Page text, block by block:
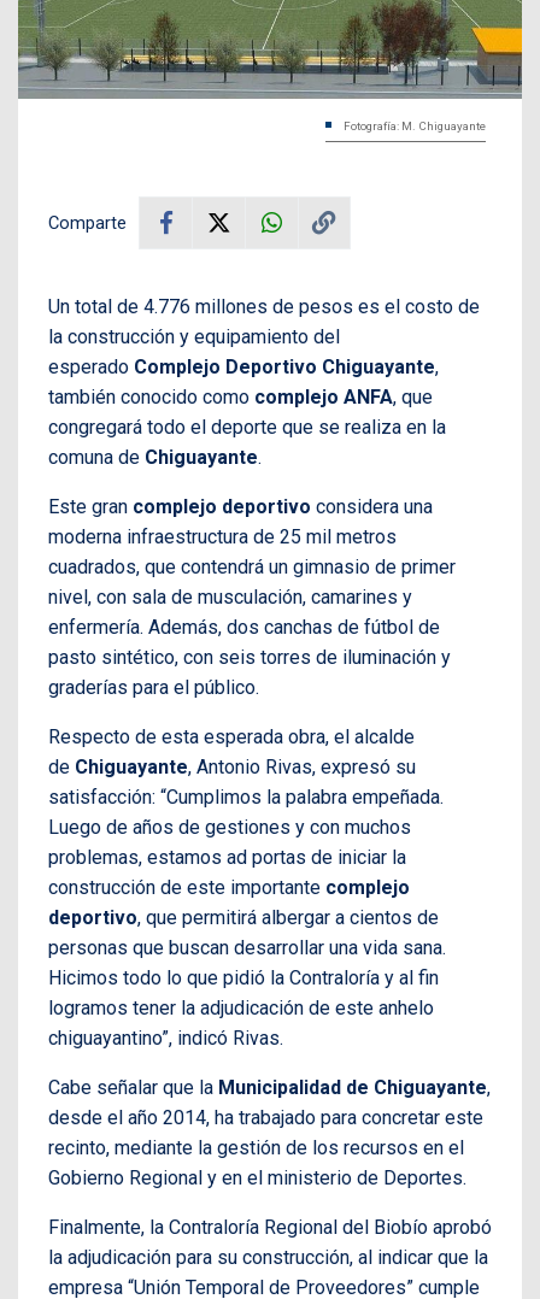
Fotografía: M. Chiguayante
Comparte
Un total de 4.776 millones de pesos es el costo de
la construcción y equipamiento del
esperado Complejo Deportivo Chiguayante,
también conocido como complejo ANFA, que
congregará todo el deporte que se realiza en la
comuna de Chiguayante.
Este gran complejo deportivo considera una
moderna infraestructura de 25 mil metros
cuadrados, que contendrá un gimnasio de primer
nivel, con sala de musculación, camarines y
enfermería. Además, dos canchas de fútbol de
pasto sintético, con seis torres de iluminación y
graderías para el público.
Respecto de esta esperada obra, el alcalde
de Chiguayante, Antonio Rivas, expresó su
satisfacción: “Cumplimos la palabra empeñada.
Luego de años de gestiones y con muchos
problemas, estamos ad portas de iniciar la
construcción de este importante complejo
deportivo, que permitirá albergar a cientos de
personas que buscan desarrollar una vida sana.
Hicimos todo lo que pidió la Contraloría y al fin
logramos tener la adjudicación de este anhelo
chiguayantino”, indicó Rivas.
Cabe señalar que la Municipalidad de Chiguayante,
desde el año 2014, ha trabajado para concretar este
recinto, mediante la gestión de los recursos en el
Gobierno Regional y en el ministerio de Deportes.
Finalmente, la Contraloría Regional del Biobío aprobó
la adjudicación para su construcción, al indicar que la
empresa “Unión Temporal de Proveedores” cumple